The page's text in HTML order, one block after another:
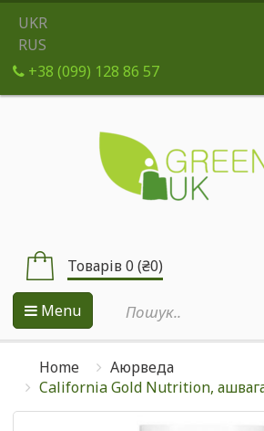
UKR
RUS
+38 (099) 128 86 57
Товарів 0 (₴0)
Menu
Home
Аюрведа
California Gold Nutrition,